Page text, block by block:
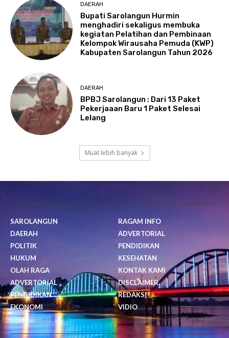
DAERAH
Bupati Sarolangun Hurmin
menghadiri sekaligus membuka
kegiatan Pelatihan dan Pembinaan
Kelompok Wirausaha Pemuda (KWP)
Kabupaten Sarolangun Tahun 2026
DAERAH
BPBJ Sarolangun : Dari 13 Paket
Pekerjaaan Baru 1 Paket Selesai
Lelang
Muat lebih banyak
SAROLANGUN
DAERAH
POLITIK
HUKUM
OLAH RAGA
ADVERTORIAL
PENDIDIKAN
EKONOMI
RAGAM INFO
ADVERTORIAL
PENDIDIKAN
KESEHATAN
KONTAK KAMI
DISCLAIMER
REDAKSI
VIDIO